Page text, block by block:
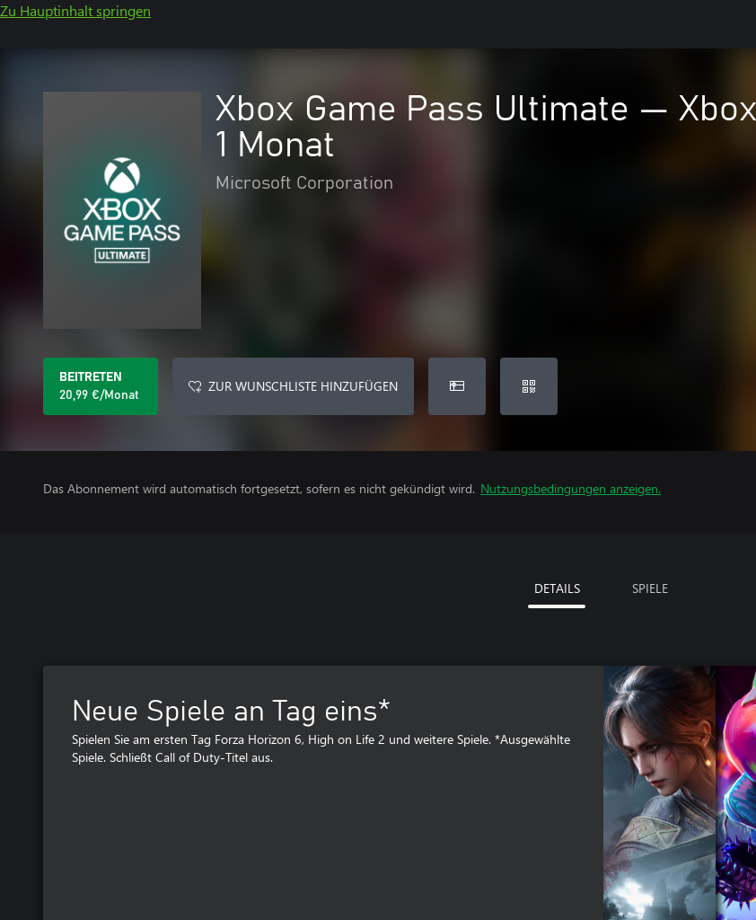
Zu Hauptinhalt springen
Xbox Game Pass Ultimate —
1 Monat
Microsoft Corporation
BEITRETEN
20,99 €/Monat
ZUR WUNSCHLISTE HINZUFÜGEN
Das Abonnement wird automatisch fortgesetzt, sofern es nicht gekündigt wird. Nutzungsbedingungen anzeigen.
DETAILS SPIELE
Neue Spiele an Tag eins*
Spielen Sie am ersten Tag Forza Horizon 6, High on Life 2 und weitere Spiele. *Ausgewählte
Spiele. Schließt Call of Duty-Titel aus.